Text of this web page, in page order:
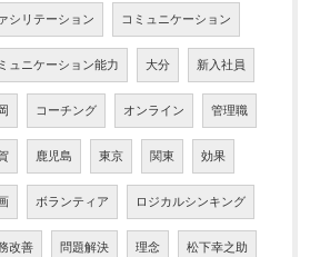
シリテーション コミュニケーション
ュニケーション能力 大分 新入社員
コーチング オンライン 管理職
鹿児島 東京 関東 効果
ボランティア ロジカルシンキング
改善 問題解決 理念 松下幸之助